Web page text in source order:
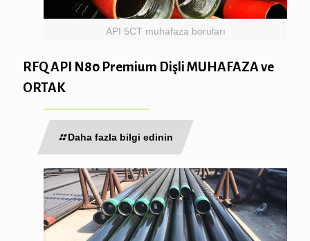
API 5CT muhafaza boruları
RFQ API N80 Premium Dişli MUHAFAZA ve
ORTAK
Daha fazla bilgi edinin